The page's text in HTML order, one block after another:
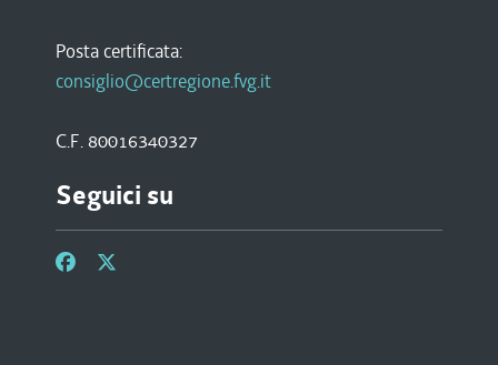
Posta certificata:
consiglio@certregione.fvg.it
C.F. 80016340327
Seguici su